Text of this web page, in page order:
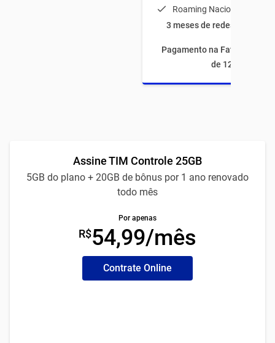
Roaming Nacional
3 meses de redes sociais à
Pagamento na Fatura com
de 12 meses
Assine TIM Controle 25GB
5GB do plano + 20GB de bônus por 1 ano renovado
todo mês
Por apenas
R$54,99/mês
Contrate Online